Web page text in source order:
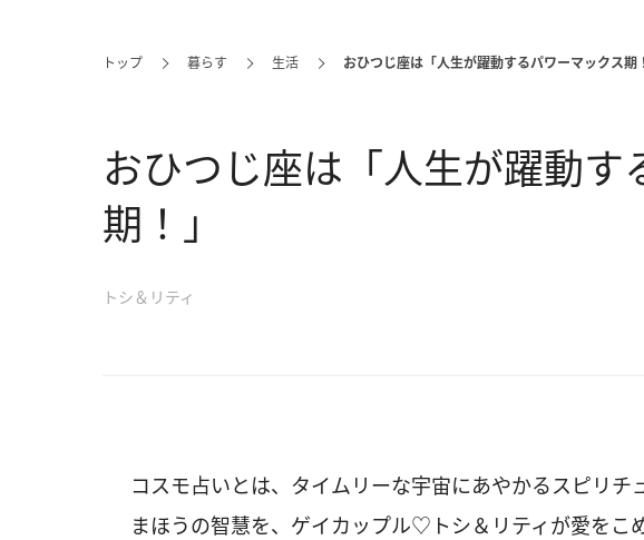
トップ 暮らす 生活 おひつじ座は「人生が躍動するパワーマックス期
おひつじ座は「人生が躍動す
期！」
トシ＆リティ
コスモ占いとは、タイムリーな宇宙にあやかるスピリチ
まほうの智慧を、ゲイカップル♡トシ＆リティが愛をこ